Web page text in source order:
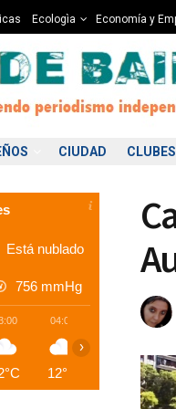
Ecologìa Economía y
CIUDAD
Está nublado
756 mmHg
04:00
12°C
›